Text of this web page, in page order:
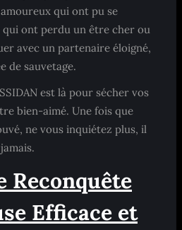
qui ont pu se
ont perdu un être cher ou
avec un partenaire éloigné,
de sauvetage.
est là pour sécher vos
bien-aimé. Une fois que
ne vous inquiétez plus, il
Reconquête
Efficace et